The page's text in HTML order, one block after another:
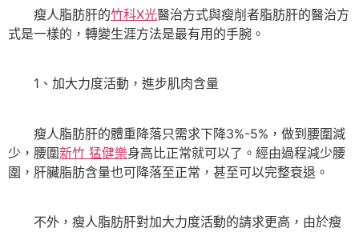
瘦人脂肪肝的竹科X光醫治方式與瘦削者脂肪肝的醫治方
式是一樣的，轉變生涯方法是最有用的手腕。
1、加大力度活動，進步肌肉含量
瘦人脂肪肝的體重降落只需求下降3%-5%，做到腰圍減
少，腰圍新竹 猛健樂身高比正常就可以了。經由過程減少腰
圍，肝臟脂肪含量也可降落至正常，甚至可以完整衰退。
不外，瘦人脂肪肝對加大力度活動的請求更高，由於瘦